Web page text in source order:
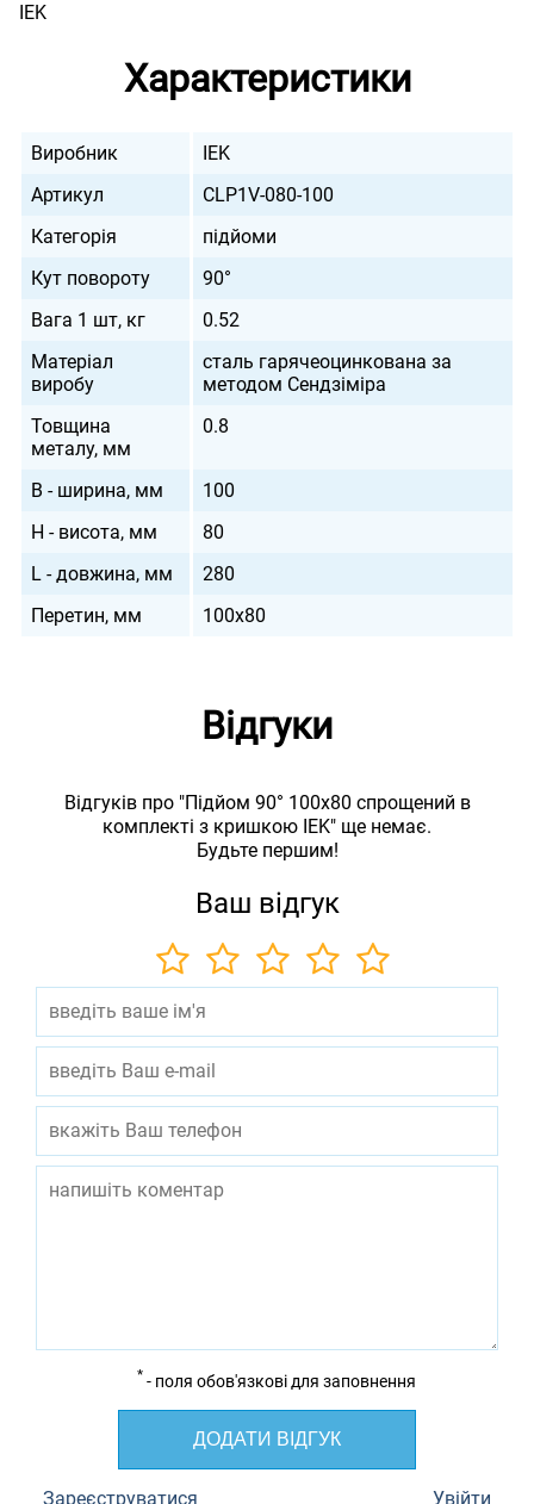
IEK
Характеристики
Виробник
IEK
Артикул
CLP1V-080-100
Категорія
підйоми
Кут повороту
90°
Вага 1 шт, кг
0.52
Матеріал
виробу
сталь гарячеоцинкована за
методом Сендзіміра
Товщина
металу, мм
0.8
B - ширина, мм
100
H - висота, мм
80
L - довжина, мм
280
Перетин, мм
100х80
Відгуки
Відгуків про "Підйом 90° 100х80 спрощений в
комплекті з кришкою IEK" ще немає.
Будьте першим!
Ваш відгук
* - поля обов'язкові для заповнення
ДОДАТИ ВІДГУК
Зареєструватися Увійти